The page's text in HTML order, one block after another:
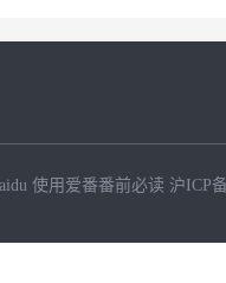
使用爱番番前必读 沪ICP